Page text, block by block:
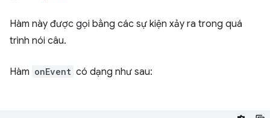
Hàm này được gọi bằng các sự kiện xảy ra trong quá
trình nói câu.
Hàm onEvent có dạng như sau: